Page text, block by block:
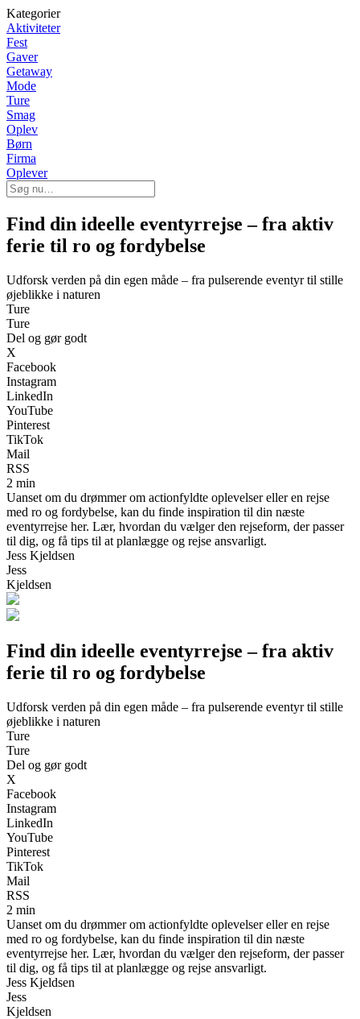
Kategorier
Aktiviteter
Fest
Gaver
Getaway
Mode
Ture
Smag
Oplev
Børn
Firma
Oplever
Find din ideelle eventyrrejse – fra aktiv
ferie til ro og fordybelse
Udforsk verden på din egen måde – fra pulserende eventyr til stille
øjeblikke i naturen
Ture
Ture
Del og gør godt
X
Facebook
Instagram
LinkedIn
YouTube
Pinterest
TikTok
Mail
RSS
2 min
Uanset om du drømmer om actionfyldte oplevelser eller en rejse
med ro og fordybelse, kan du finde inspiration til din næste
eventyrrejse her. Lær, hvordan du vælger den rejseform, der passer
til dig, og få tips til at planlægge og rejse ansvarligt.
Jess Kjeldsen
Jess
Kjeldsen
Find din ideelle eventyrrejse – fra aktiv
ferie til ro og fordybelse
Udforsk verden på din egen måde – fra pulserende eventyr til stille
øjeblikke i naturen
Ture
Ture
Del og gør godt
X
Facebook
Instagram
LinkedIn
YouTube
Pinterest
TikTok
Mail
RSS
2 min
Uanset om du drømmer om actionfyldte oplevelser eller en rejse
med ro og fordybelse, kan du finde inspiration til din næste
eventyrrejse her. Lær, hvordan du vælger den rejseform, der passer
til dig, og få tips til at planlægge og rejse ansvarligt.
Jess Kjeldsen
Jess
Kjeldsen